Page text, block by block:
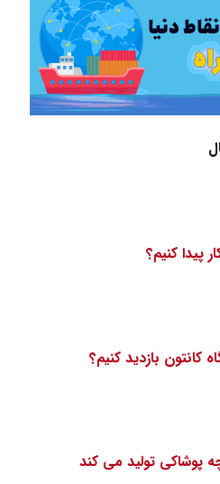
پیدا کنیم؟
کانتون بازدید کنیم؟
پوشاکی تولید می کند